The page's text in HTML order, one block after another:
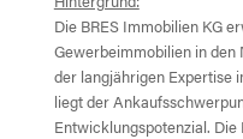
Die BRES Immobilien KG
Gewerbeimmobilien in den
der langjährigen Expertise
liegt der
Entwicklungspotenzial.